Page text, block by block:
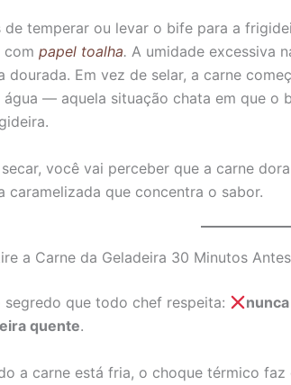
de temperar ou levar o bife para a
com papel toalha. A umidade excessiva
dourada. Em vez de selar, a carne
água — aquela situação chata em que o
você vai perceber que a carne
caramelizada que concentra o sabor.
a Carne da Geladeira 30 Minutos Antes
segredo que todo chef respeita:
quente.
a carne está fria, o choque térmico